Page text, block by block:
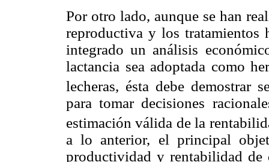
Por otro lado, aunque se han
reproductiva y los tratamientos
integrado un análisis
lactancia sea adoptada como
lecheras, ésta debe demostrar
para tomar decisiones
estimación válida de la
a lo anterior, el principal
productividad y rentabilidad de